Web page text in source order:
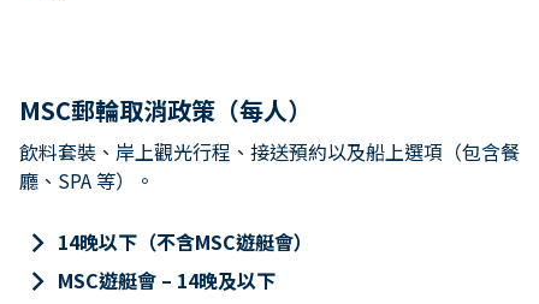
MSC郵輪取消政策（每人）
飲料套裝、岸上觀光行程、接送預約以及船上選項（包含餐
廳、SPA 等）。
keyboard_arrow_right 14晚以下（不含MSC遊艇會）
keyboard_arrow_right MSC遊艇會 – 14晚及以下